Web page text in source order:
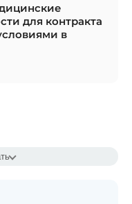
для контракта
в